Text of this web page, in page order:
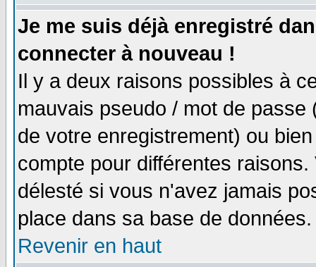
Je me suis déjà enregistré
connecter à nouveau !
Il y a deux raisons possibles à
mauvais pseudo / mot de
de votre enregistrement) ou
compte pour différentes
délesté si vous n'avez jamais
place dans sa base de
Revenir en haut